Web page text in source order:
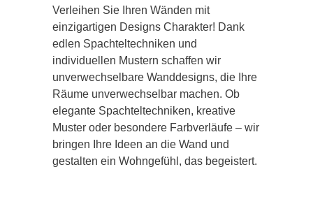
Verleihen Sie Ihren Wänden mit
einzigartigen Designs Charakter! Dank
edlen Spachteltechniken und
individuellen Mustern schaffen wir
unverwechselbare Wanddesigns, die Ihre
Räume unverwechselbar machen. Ob
elegante Spachteltechniken, kreative
Muster oder besondere Farbverläufe – wir
bringen Ihre Ideen an die Wand und
gestalten ein Wohngefühl, das begeistert.